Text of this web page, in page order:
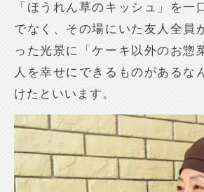
「ほうれん草のキッシュ」を一
でなく、その場にいた友人全員
った光景に「ケーキ以外のお惣
人を幸せにできるものがあるな
けたといいます。